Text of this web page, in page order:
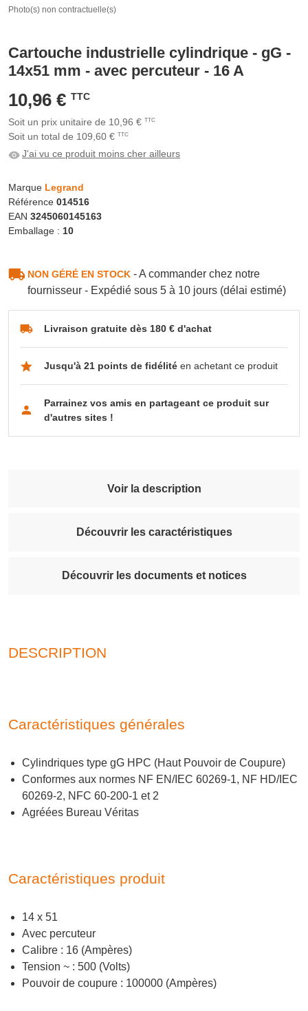
Photo(s) non contractuelle(s)
Cartouche industrielle cylindrique - gG -
14x51 mm - avec percuteur - 16 A
10,96 € TTC
Soit un prix unitaire de 10,96 € TTC
Soit un total de 109,60 € TTC
J'ai vu ce produit moins cher ailleurs
Marque Legrand
Référence 014516
EAN 3245060145163
Emballage : 10
NON GÉRÉ EN STOCK- A commander chez notre
fournisseur - Expédié sous 5 à 10 jours (délai estimé)
Livraison gratuite dès 180 € d'achat
Jusqu'à 21 points de fidélitéen achetant ce produit
Parrainez vos amis en partageant ce produit sur
d'autres sites !
Voir la description
Découvrir les caractéristiques
Découvrir les documents et notices
DESCRIPTION
Caractéristiques générales
Cylindriques type gG HPC (Haut Pouvoir de Coupure)
Conformes aux normes NF EN/IEC 60269-1, NF HD/IEC
60269-2, NFC 60-200-1 et 2
Agréées Bureau Véritas
Caractéristiques produit
14 x 51
Avec percuteur
Calibre : 16 (Ampères)
Tension ~ : 500 (Volts)
Pouvoir de coupure : 100000 (Ampères)